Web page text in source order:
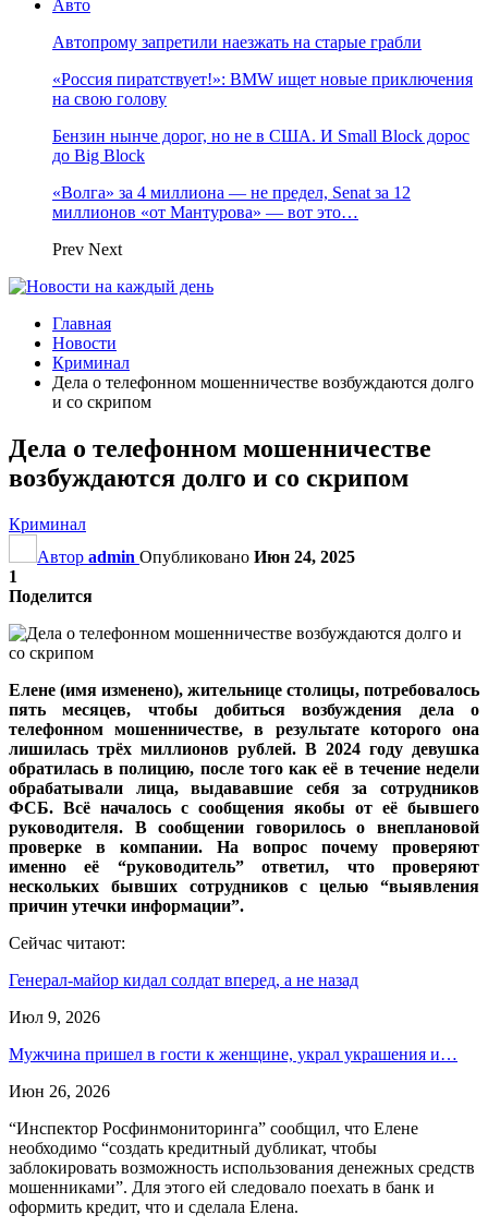
Авто
Автопрому запретили наезжать на старые грабли
«Россия пиратствует!»: BMW ищет новые приключения
на свою голову
Бензин нынче дорог, но не в США. И Small Block дорос
до Big Block
«Волга» за 4 миллиона — не предел, Senat за 12
миллионов «от Мантурова» — вот это…
Prev Next
Главная
Новости
Криминал
Дела о телефонном мошенничестве возбуждаются долго
и со скрипом
Дела о телефонном мошенничестве
возбуждаются долго и со скрипом
Криминал
Автор admin Опубликовано Июн 24, 2025
1
Поделится
Елене (имя изменено), жительнице столицы, потребовалось
пять месяцев, чтобы добиться возбуждения дела о
телефонном мошенничестве, в результате которого она
лишилась трёх миллионов рублей. В 2024 году девушка
обратилась в полицию, после того как её в течение недели
обрабатывали лица, выдававшие себя за сотрудников
ФСБ. Всё началось с сообщения якобы от её бывшего
руководителя. В сообщении говорилось о внеплановой
проверке в компании. На вопрос почему проверяют
именно её “руководитель” ответил, что проверяют
нескольких бывших сотрудников с целью “выявления
причин утечки информации”.
Сейчас читают:
Генерал-майор кидал солдат вперед, а не назад
Июл 9, 2026
Мужчина пришел в гости к женщине, украл украшения и…
Июн 26, 2026
“Инспектор Росфинмониторинга” сообщил, что Елене
необходимо “создать кредитный дубликат, чтобы
заблокировать возможность использования денежных средств
мошенниками”. Для этого ей следовало поехать в банк и
оформить кредит, что и сделала Елена.